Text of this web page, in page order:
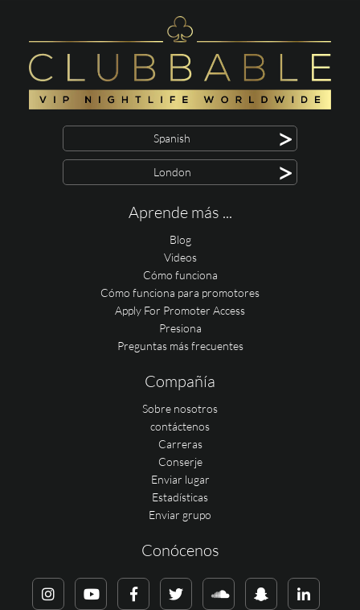
Spanish >
London >
Aprende más ...
Blog
Videos
Cómo funciona
Cómo funciona para promotores
Apply For Promoter Access
Presiona
Preguntas más frecuentes
Compañía
Sobre nosotros
contáctenos
Carreras
Conserje
Enviar lugar
Estadísticas
Enviar grupo
Conócenos